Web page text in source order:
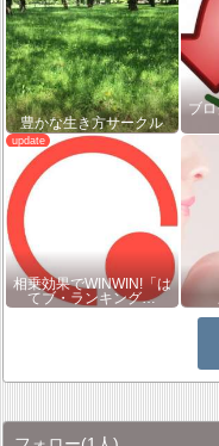
豊かな生き方サークル
ブ
相乗効果でWINWIN!「は
てブ・ランキング…